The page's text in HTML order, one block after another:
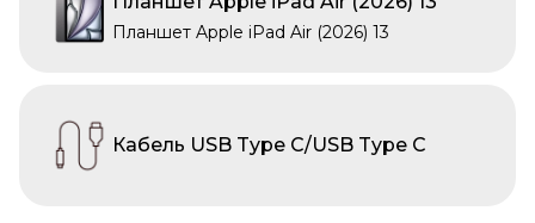
Планшет Apple iPad Air (2026) 13
Кабель USB Type C/USB Type C